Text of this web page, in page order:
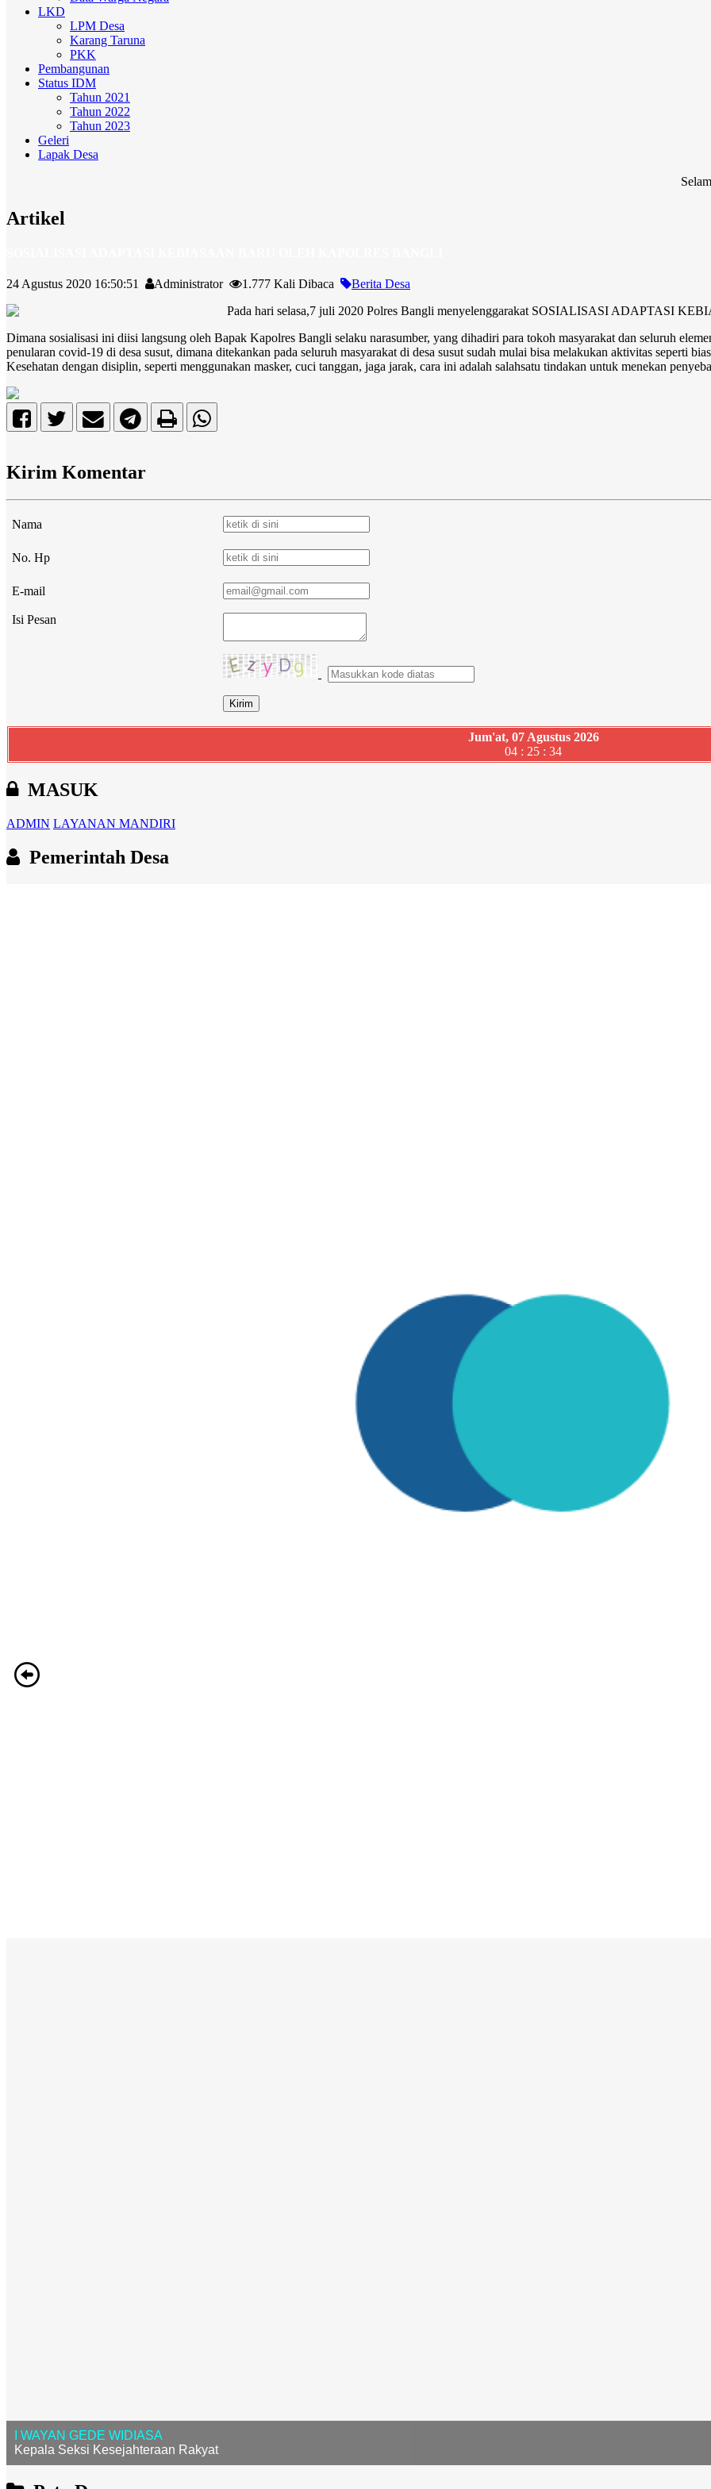
LKD
LPM Desa
Karang Taruna
PKK
Pembangunan
Status IDM
Tahun 2021
Tahun 2022
Tahun 2023
Geleri
Lapak Desa
Selamat
Artikel
24 Agustus 2020 16:50:51 Administrator 1.777 Kali Dibaca
Berita Desa
Pada hari selasa,7 juli 2020 Polres Bangli menyelenggarakat SOSIALISASI ADAPTASI
Dimana sosialisasi ini diisi langsung oleh Bapak Kapolres Bangli selaku narasumber, yang dihadiri para tokoh masyarakat dan seluruh
penularan covid-19 di desa susut, dimana ditekankan pada seluruh masyarakat di desa susut sudah mulai bisa melakukan aktivitas seperti
Kesehatan dengan disiplin, seperti menggunakan masker, cuci tanggan, jaga jarak, cara ini adalah salahsatu tindakan untuk menekan
Kirim Komentar
Nama
No. Hp
E-mail
Isi Pesan
Jum'at, 07 Agustus 2026
04 : 25 : 35
MASUK
ADMIN LAYANAN MANDIRI
Pemerintah Desa
ANAK AGUNG AYU ASTITI UTAMI DEWI
Kepala Urusan Umum